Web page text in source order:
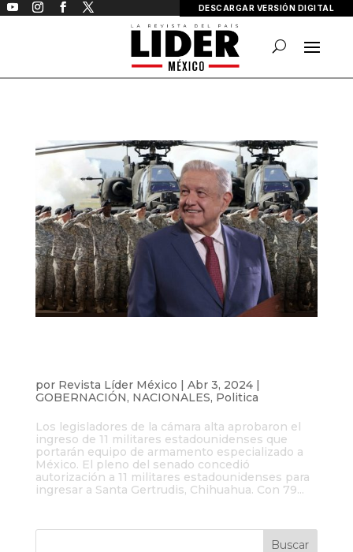
DESCARGAR VERSIÓN DIGITAL
por Revista Líder México | Abr 3, 2024|
GOBERNACIÓN, NACIONALES, Politica
Los legisladores de la cámara alta aprobaron el
ingreso de 11 militares estadounidenses que
portarán equipo de armamento especializado a
México. El pleno del senado concedió
autorización a 11 militares estadounidenses para
ingresar a Santa Gertrudis, Chihuahua. Con 79...